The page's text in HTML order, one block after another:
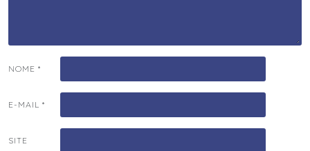
NOME *
E-MAIL *
SITE